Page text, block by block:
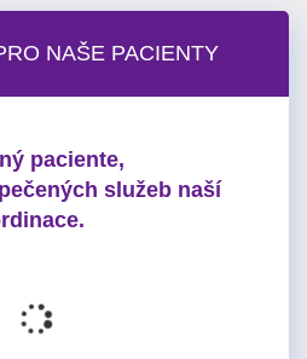
NAŠE PACIENTY
paciente,
služeb naší